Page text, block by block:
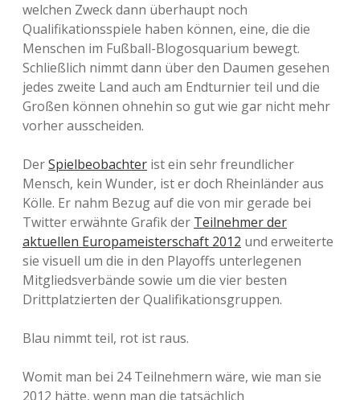
welchen Zweck dann überhaupt noch
Qualifikationsspiele haben können, eine, die die
Menschen im Fußball-Blogosquarium bewegt.
Schließlich nimmt dann über den Daumen gesehen
jedes zweite Land auch am Endturnier teil und die
Großen können ohnehin so gut wie gar nicht mehr
vorher ausscheiden.
DerSpielbeobachter ist ein sehr freundlicher
Mensch, kein Wunder, ist er doch Rheinländer aus
Kölle. Er nahm Bezug auf die von mir gerade bei
Twitter erwähnte Grafik der Teilnehmer der
aktuellen Europameisterschaft 2012 und erweiterte
sie visuell um die in den Playoffs unterlegenen
Mitgliedsverbände sowie um die vier besten
Drittplatzierten der Qualifikationsgruppen.
Blau nimmt teil, rot ist raus.
Womit man bei 24 Teilnehmern wäre, wie man sie
2012 hätte, wenn man die tatsächlich